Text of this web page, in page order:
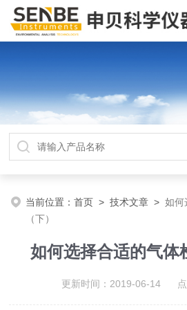
当前位置：首页 >技术文章 >如何
（下）
如何选择合适的气体
更新时间：2019-06-14 点